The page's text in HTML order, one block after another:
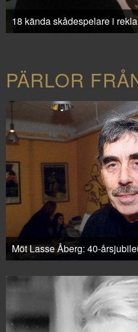
18 kända skådespelare i
PÄRLOR
Möt Lasse Åberg: 40-